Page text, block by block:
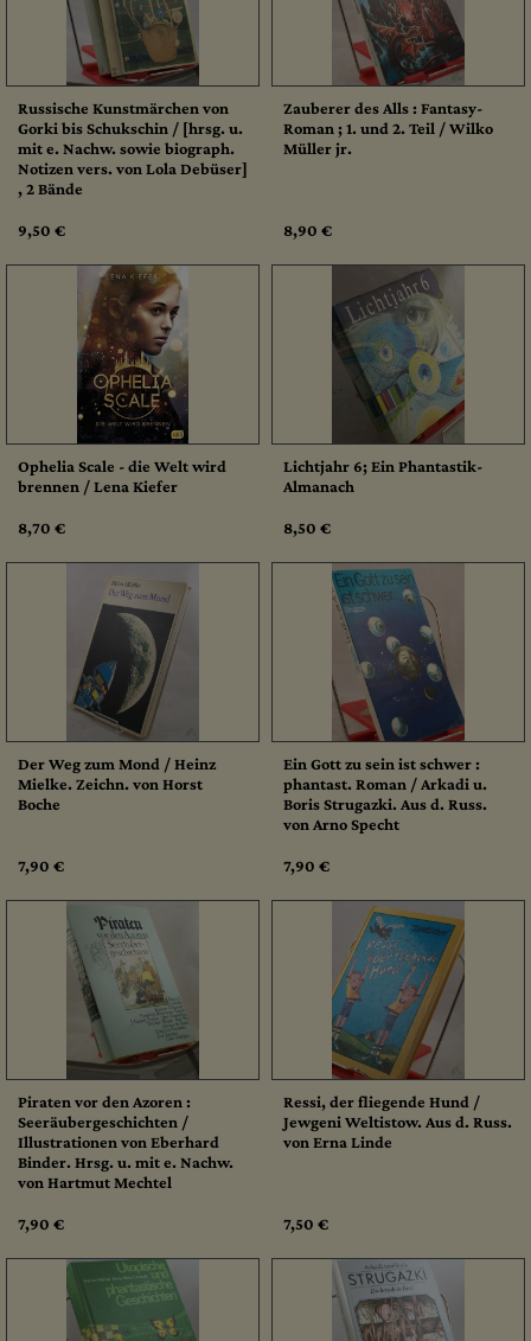
Russische Kunstmärchen von
Gorki bis Schukschin / [hrsg. u.
mit e. Nachw. sowie biograph.
Notizen vers. von Lola Debüser]
, 2 Bände
9,50 €
Zauberer des Alls : Fantasy-
Roman ; 1. und 2. Teil / Wilko
Müller jr.
8,90 €
Ophelia Scale - die Welt wird
brennen / Lena Kiefer
8,70 €
Lichtjahr 6; Ein Phantastik-
Almanach
8,50 €
Der Weg zum Mond / Heinz
Mielke. Zeichn. von Horst
Boche
7,90 €
Ein Gott zu sein ist schwer :
phantast. Roman / Arkadi u.
Boris Strugazki. Aus d. Russ.
von Arno Specht
7,90 €
Piraten vor den Azoren :
Seeräubergeschichten /
Illustrationen von Eberhard
Binder. Hrsg. u. mit e. Nachw.
von Hartmut Mechtel
7,90 €
Ressi, der fliegende Hund /
Jewgeni Weltistow. Aus d. Russ.
von Erna Linde
7,50 €